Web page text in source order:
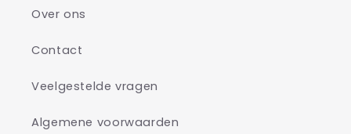
Over ons
Contact
Veelgestelde vragen
Algemene voorwaarden